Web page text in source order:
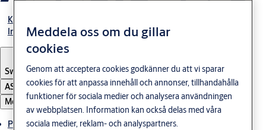
Karriär
Investerare
Sweden·Svenska
ASSA ABLOY Group
Meny
Produkter och lösningar
Meddela oss om du gillar
cookies
Genom att acceptera cookies godkänner du att vi sparar
cookies för att anpassa innehåll och annonser, tillhandahålla
funktioner för sociala medier och analysera användningen
av webbplatsen. Information kan också delas med våra
sociala medier, reklam- och analyspartners.